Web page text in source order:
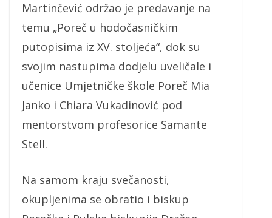
Martinčević održao je predavanje na
temu „Poreč u hodočasničkim
putopisima iz XV. stoljeća“, dok su
svojim nastupima dodjelu uveličale i
učenice Umjetničke škole Poreč Mia
Janko i Chiara Vukadinović pod
mentorstvom profesorice Samante
Stell.
Na samom kraju svečanosti,
okupljenima se obratio i biskup